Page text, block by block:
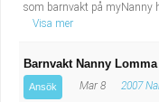
Bibliotekarie
som barnvakt på myNanny
Visa mer
Barnvakt Nanny
Ansök Mar 8 2007